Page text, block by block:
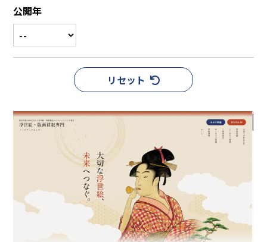
採用情報
採用に関するお問合せ
お問合せ
サーフボードニュース
タッフブログ
個人情報保護方針
公開年
リセット